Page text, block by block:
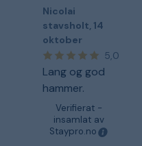
Nicolai
stavsholt 14
oktober
5,0
Lang og god
hammer.
Verifierat -
insamlat av
Staypro.no